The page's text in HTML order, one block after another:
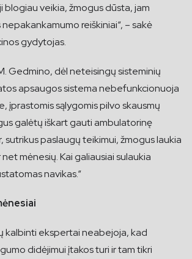
blogiau veikia, žmogus dūsta, jam
reiškiniai“, – sakė
gydytojas.
Gedmino, dėl neteisingų sisteminių
apsaugos sistema nebefunkcionuoja
įprastomis sąlygomis pilvo skausmų
galėtų iškart gauti ambulatorinę
sutrikus paslaugų teikimui, žmogus laukia
mėnesių. Kai galiausiai sulaukia
navikas.“
kalbinti ekspertai neabejoja, kad
didėjimui įtakos turi ir tam tikri